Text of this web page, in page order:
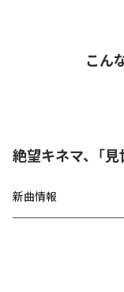
こん
絶望キネマ、「
新曲情報